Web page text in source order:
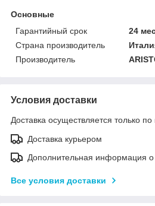
Основные
Гарантийный срок
24
Страна производитель
Производитель
Условия доставки
Доставка осуществляется только по
Доставка курьером
Дополнительная информация о
Все условия доставки